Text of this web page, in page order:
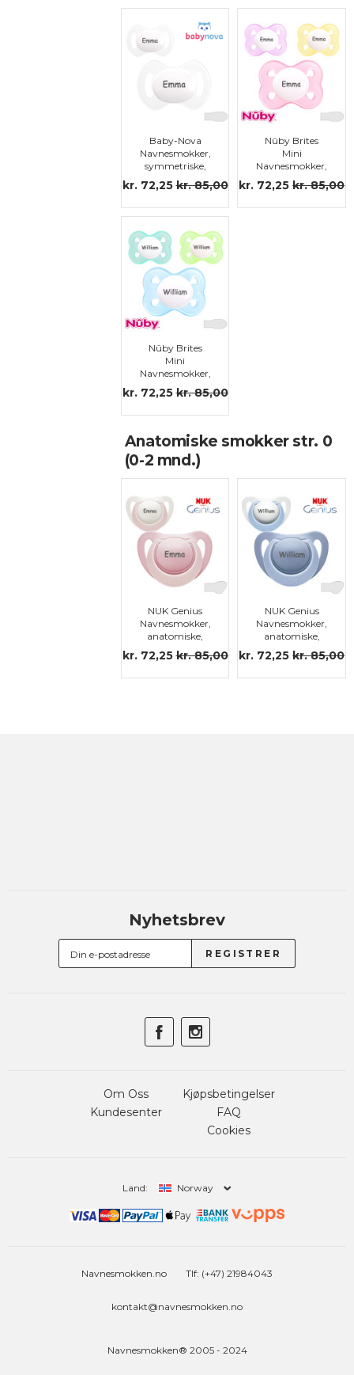
Baby-Nova
Navnesmokker,
symmetriske,
silikon str.0
kr. 72,25 kr. 85,00
Nûby Brites
Mini
Navnesmokker,
symmetriske,
silikon str. 0
kr. 72,25 kr. 85,00
Nûby Brites
Mini
Navnesmokker,
symmetriske,
silikon str. 0
kr. 72,25 kr. 85,00
Anatomiske smokker str. 0
(0-2 mnd.)
NUK Genius
Navnesmokker,
anatomiske,
silikon str.0
kr. 72,25 kr. 85,00
NUK Genius
Navnesmokker,
anatomiske,
silikon str.0
kr. 72,25 kr. 85,00
Nyhetsbrev
Om Oss
Kundesenter
Kjøpsbetingelser
FAQ
Cookies
Land: Norway
Navnesmokken.no Tlf: (+47) 21984043
kontakt@navnesmokken.no
Navnesmokken® 2005 - 2024